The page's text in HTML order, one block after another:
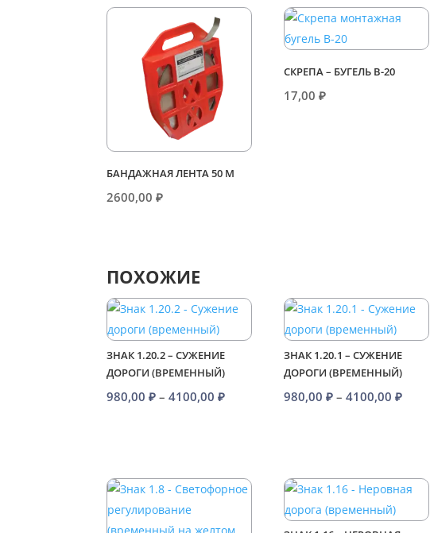
БАНДАЖНАЯ ЛЕНТА 50 М
2600,00₽
СКРЕПА – БУГЕЛЬ В-20
17,00₽
ПОХОЖИЕ
ЗНАК 1.20.2 – СУЖЕНИЕ
ДОРОГИ (ВРЕМЕННЫЙ)
980,00₽ – 4100,00₽Диапазон
4100,00 ₽
ЗНАК 1.20.1 – СУЖЕНИЕ
ДОРОГИ (ВРЕМЕННЫЙ)
980,00₽ – 4100,00₽